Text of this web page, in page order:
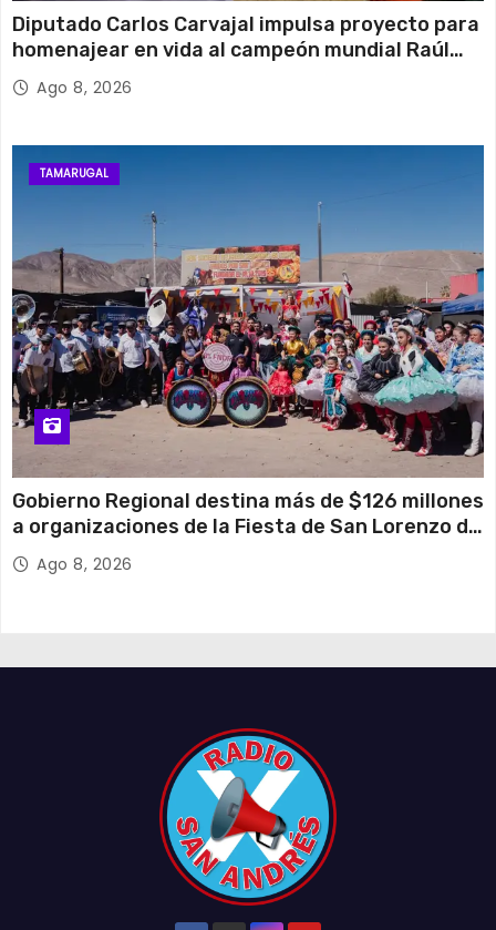
Diputado Carlos Carvajal impulsa proyecto para
homenajear en vida al campeón mundial Raúl
Choque
Ago 8, 2026
TAMARUGAL
Gobierno Regional destina más de $126 millones
a organizaciones de la Fiesta de San Lorenzo de
Tarapacá
Ago 8, 2026